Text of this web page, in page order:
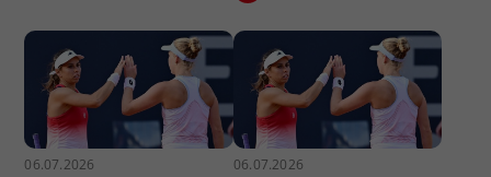
06.07.2026 06.07.2026